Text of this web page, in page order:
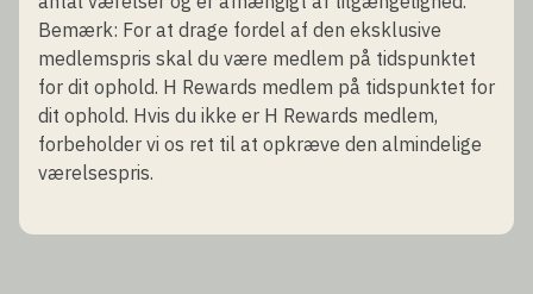
Bemærk: For at drage fordel af den eksklusive
medlemspris skal du være medlem på tidspunktet
for dit ophold. H Rewards medlem på tidspunktet for
dit ophold. Hvis du ikke er H Rewards medlem,
forbeholder vi os ret til at opkræve den almindelige
værelsespris.